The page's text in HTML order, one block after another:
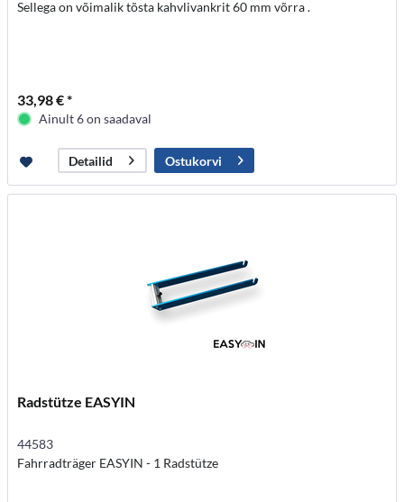
Sellega on võimalik tõsta kahvlivankrit 60 mm võrra .
33,98 € *
Ainult 6 on saadaval
Detailid Ostukorvi
Radstütze EASYIN
44583
Fahrradträger EASYIN - 1 Radstütze